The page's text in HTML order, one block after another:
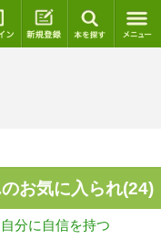
ログイン 新規登録
お気に入られ(24)
分に自信を持つ